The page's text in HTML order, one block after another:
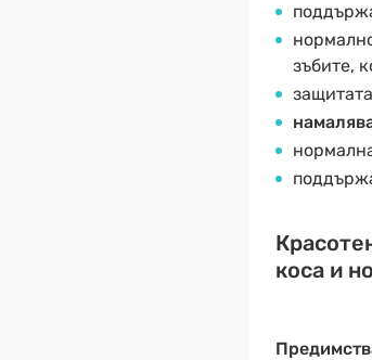
зъбите,
коса и